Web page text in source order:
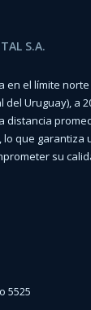
S.A.
en el límite
Uruguay), a
distancia
lo que garantiza
su
5525